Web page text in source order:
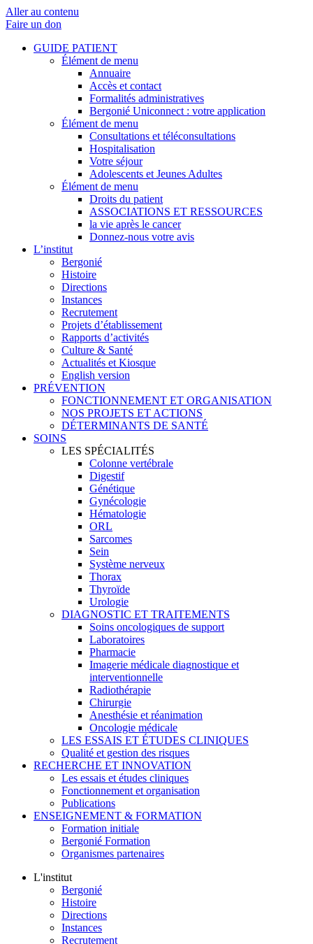
Aller au contenu
Faire un don
GUIDE PATIENT
Élément de menu
Annuaire
Accès et contact
Formalités administratives
Bergonié Uniconnect : votre application
Élément de menu
Consultations et téléconsultations
Hospitalisation
Votre séjour
Adolescents et Jeunes Adultes
Élément de menu
Droits du patient
ASSOCIATIONS ET RESSOURCES
la vie après le cancer
Donnez-nous votre avis
L’institut
Bergonié
Histoire
Directions
Instances
Recrutement
Projets d’établissement
Rapports d’activités
Culture & Santé
Actualités et Kiosque
English version
PRÉVENTION
FONCTIONNEMENT ET ORGANISATION
NOS PROJETS ET ACTIONS
DÉTERMINANTS DE SANTÉ
SOINS
LES SPÉCIALITÉS
Colonne vertébrale
Digestif
Génétique
Gynécologie
Hématologie
ORL
Sarcomes
Sein
Système nerveux
Thorax
Thyroïde
Urologie
DIAGNOSTIC ET TRAITEMENTS
Soins oncologiques de support
Laboratoires
Pharmacie
Imagerie médicale diagnostique et
interventionnelle
Radiothérapie
Chirurgie
Anesthésie et réanimation
Oncologie médicale
LES ESSAIS ET ÉTUDES CLINIQUES
Qualité et gestion des risques
RECHERCHE ET INNOVATION
Les essais et études cliniques
Fonctionnement et organisation
Publications
ENSEIGNEMENT & FORMATION
Formation initiale
Bergonié Formation
Organismes partenaires
L'institut
Bergonié
Histoire
Directions
Instances
Recrutement